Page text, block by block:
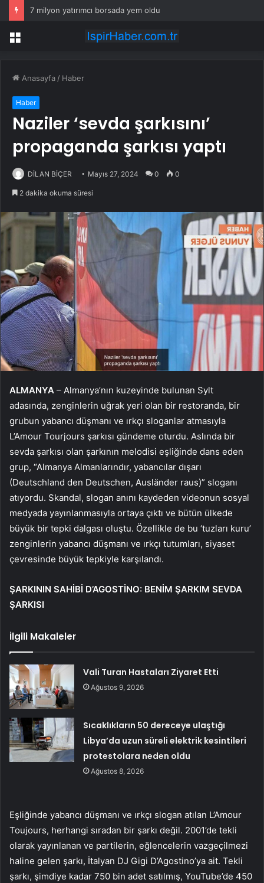
7 milyon yatırımcı borsada yem oldu
Menü
Anasayfa / Haber
Haber
Naziler ‘sevda şarkısını’
propaganda şarkısı yaptı
DİLAN BİÇER Mayıs 27, 2024 0 0
2 dakika okuma süresi
ALMANYA – Almanya’nın kuzeyinde bulunan Sylt
adasında, zenginlerin uğrak yeri olan bir restoranda, bir
grubun yabancı düşmanı ve ırkçı sloganlar atmasıyla
L’Amour Tourjours şarkısı gündeme oturdu. Aslında bir
sevda şarkısı olan şarkının melodisi eşliğinde dans eden
grup, “Almanya Almanlarındır, yabancılar dışarı
(Deutschland den Deutschen, Ausländer raus)” sloganı
atıyordu. Skandal, slogan anını kaydeden videonun sosyal
medyada yayınlanmasıyla ortaya çıktı ve bütün ülkede
büyük bir tepki dalgası oluştu. Özellikle de bu ‘tuzları kuru’
zenginlerin yabancı düşmanı ve ırkçı tutumları, siyaset
çevresinde büyük tepkiyle karşılandı.
ŞARKININ SAHİBİ D’AGOSTİNO: BENİM ŞARKIM SEVDA
ŞARKISI
İlgili Makaleler
Vali Turan Hastaları Ziyaret Etti
Ağustos 9, 2026
Sıcaklıkların 50 dereceye ulaştığı
Libya’da uzun süreli elektrik kesintileri
protestolara neden oldu
Ağustos 8, 2026
Eşliğinde yabancı düşmanı ve ırkçı slogan atılan L’Amour
Toujours, herhangi sıradan bir şarkı değil. 2001’de tekli
olarak yayınlanan ve partilerin, eğlencelerin vazgeçilmezi
haline gelen şarkı, İtalyan DJ Gigi D’Agostino’ya ait. Tekli
şarkı, şimdiye kadar 750 bin adet satılmış, YouTube’de 450